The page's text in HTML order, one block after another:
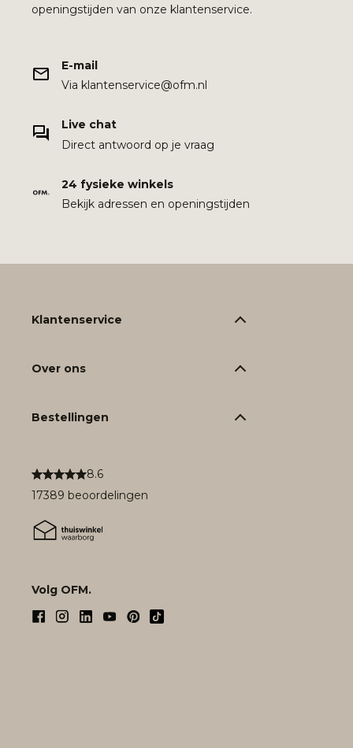
openingstijden van onze klantenservice.
E-mail
Via klantenservice@ofm.nl
Live chat
Direct antwoord op je vraag
24 fysieke winkels
Bekijk adressen en openingstijden
8.6
17389 beoordelingen
Volg OFM.
Klantenservice
Over ons
Bestellingen